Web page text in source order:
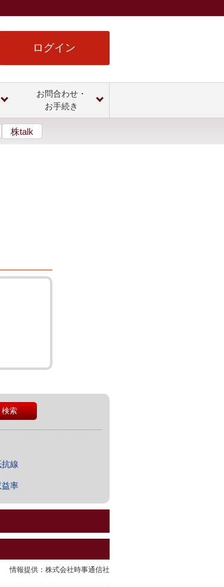
ログイン
お問合わせ・
お手続き
株talk
抗線
益率
情報提供：株式会社時事通信社